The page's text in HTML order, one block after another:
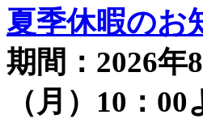
夏季休暇のお
期間：2026年
（月）10：